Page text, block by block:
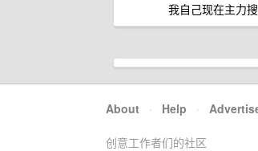
我自己现在主力
About · Help ·
创意工作者们的社区